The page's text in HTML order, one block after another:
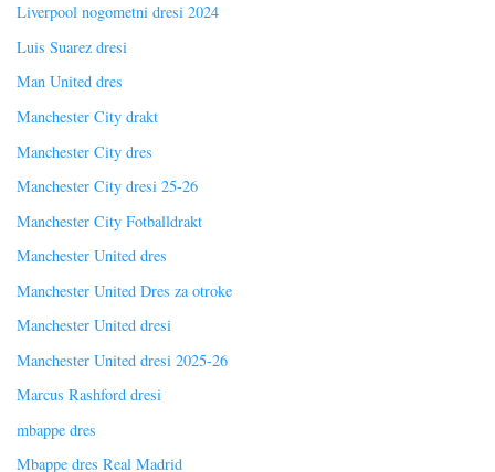
Liverpool nogometni dresi 2024
Luis Suarez dresi
Man United dres
Manchester City drakt
Manchester City dres
Manchester City dresi 25-26
Manchester City Fotballdrakt
Manchester United dres
Manchester United Dres za otroke
Manchester United dresi
Manchester United dresi 2025-26
Marcus Rashford dresi
mbappe dres
Mbappe dres Real Madrid